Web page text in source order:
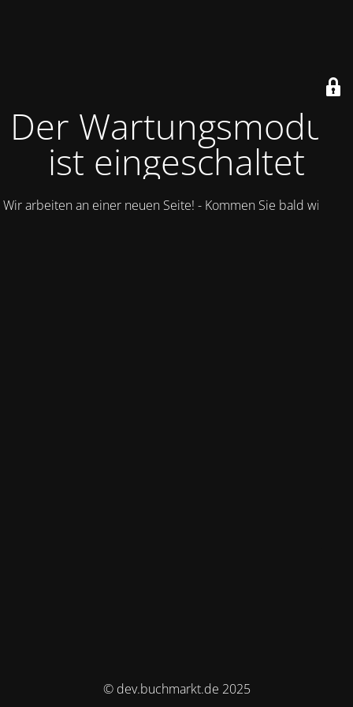
Der Wartungsmodus
ist eingeschaltet
Wir arbeiten an einer neuen Seite! - Kommen Sie bald wieder.
© dev.buchmarkt.de 2025